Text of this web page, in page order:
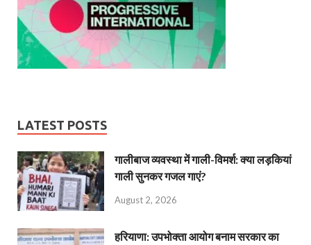
LATEST POSTS
गालीबाज व्‍यवस्‍था में गाली-विमर्श: क्या लड़कियां
गाली सुनकर गजल गाएं?
August 2, 2026
हरियाणा: उपभोक्ता आयोग बनाम सरकार का